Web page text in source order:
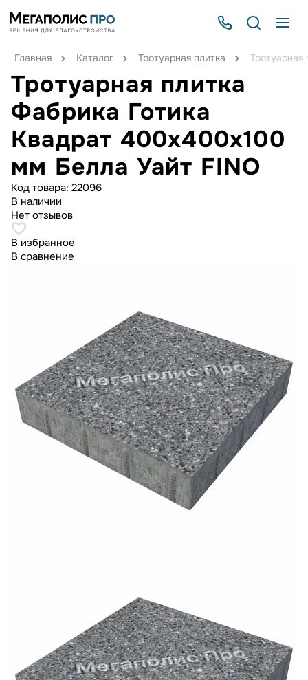
Главная Каталог Тротуарная плитка
Тротуарная плитка
Фабрика Готика
Квадрат 400х400х100
мм Белла Уайт FINO
Код товара: 22096
В наличии
Нет отзывов
В избранное
В сравнение